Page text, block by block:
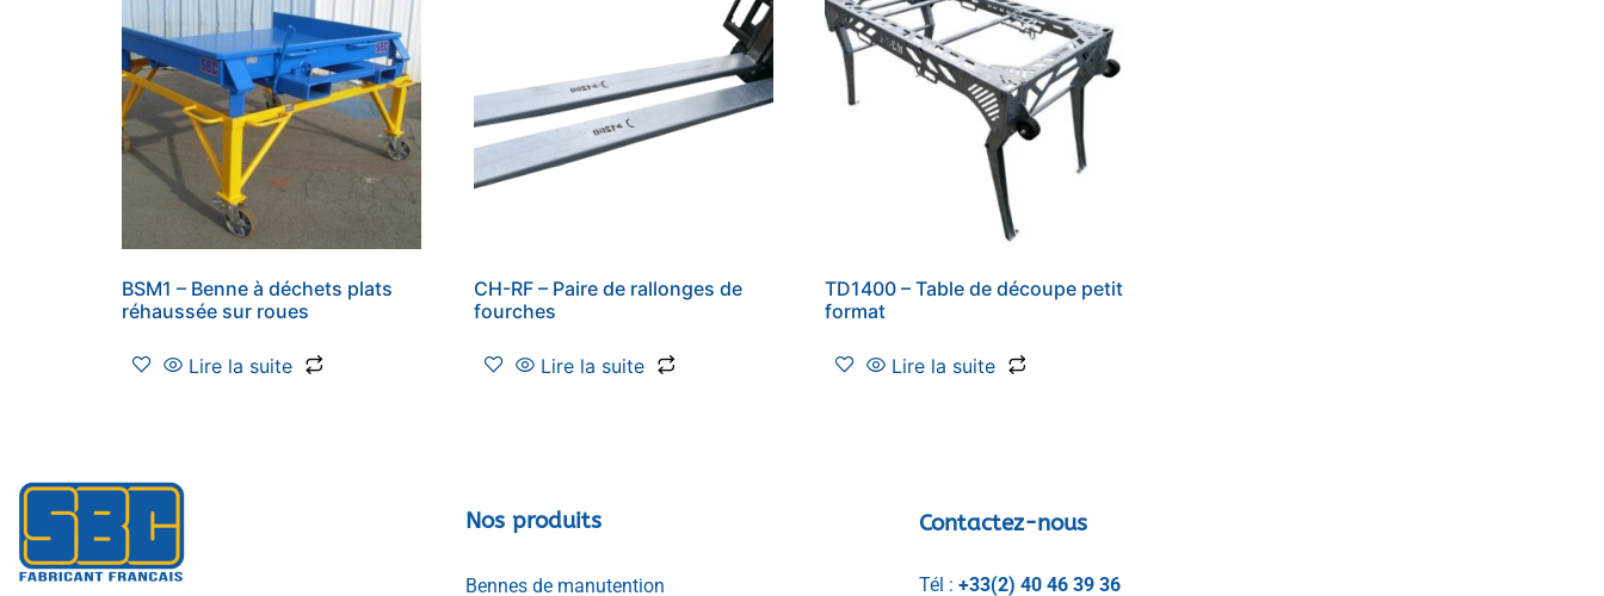
BSM1 – Benne à déchets plats
réhaussée sur roues
Lire la suite
CH-RF – Paire de rallonges de
fourches
Lire la suite
TD1400 – Table de découpe petit
format
Lire la suite
Nos produits
Bennes de manutention
Contactez-nous
Tél : +33(2) 40 46 39 36